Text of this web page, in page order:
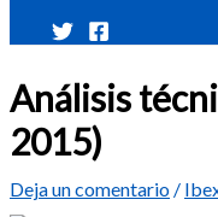
Análisis
2015)
Deja un comentario /